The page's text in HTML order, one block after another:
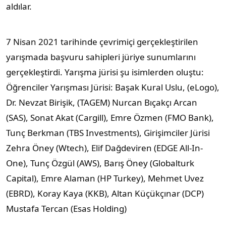
aldılar.
7 Nisan 2021 tarihinde çevrimiçi gerçekleştirilen
yarışmada başvuru sahipleri jüriye sunumlarını
gerçekleştirdi. Yarışma jürisi şu isimlerden oluştu:
Öğrenciler Yarışması Jürisi: Başak Kural Uslu, (eLogo),
Dr. Nevzat Birişik, (TAGEM) Nurcan Bıçakçı Arcan
(SAS), Sonat Akat (Cargill), Emre Özmen (FMO Bank),
Tunç Berkman (TBS Investments), Girişimciler Jürisi
Zehra Öney (Wtech), Elif Dağdeviren (EDGE All-In-
One), Tunç Özgül (AWS), Barış Öney (Globalturk
Capital), Emre Alaman (HP Turkey), Mehmet Uvez
(EBRD), Koray Kaya (KKB), Altan Küçükçınar (DCP)
Mustafa Tercan (Esas Holding)